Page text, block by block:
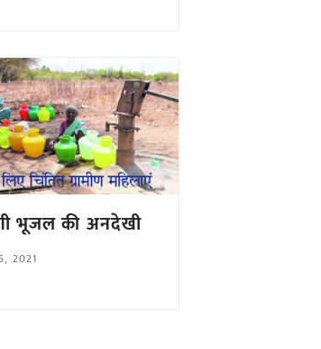
भूजल की अनदेखी
2021